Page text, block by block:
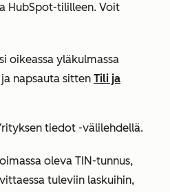
HubSpot-tililleen. Voit
oikeassa yläkulmassa
ja napsauta sitten Tili ja
tiedot -välilehdellä.
oleva TIN-tunnus,
tuleviin laskuihin,